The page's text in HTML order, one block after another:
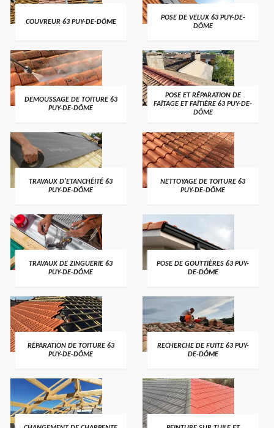
COUVREUR 63 PUY-DE-DÔME
POSE DE VELUX 63 PUY-DE-
DÔME
DEMOUSSAGE DE TOITURE 63
PUY-DE-DÔME
POSE ET RÉPARATION DE
FAÎTAGE ET FAÎTIÈRE 63 PUY-DE-
DÔME
TRAVAUX D'ETANCHÉITÉ 63
PUY-DE-DÔME
NETTOYAGE DE TOITURE 63
PUY-DE-DÔME
TRAVAUX DE ZINGUERIE 63
PUY-DE-DÔME
POSE DE GOUTTIÈRES 63 PUY-
DE-DÔME
RÉPARATION DE TOITURE 63
PUY-DE-DÔME
RECHERCHE DE FUITE 63 PUY-
DE-DÔME